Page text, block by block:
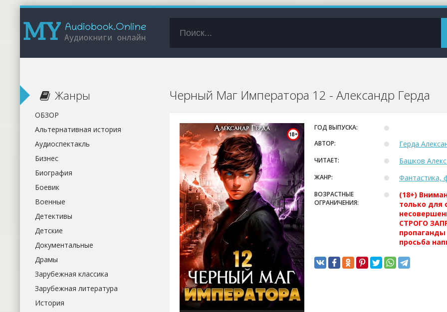
Черный Маг Императора 12 - Александр Герда
ГОД ВЫПУСКА:
АВТОР:
Герда
ЧИТАЕТ: Башков
ЖАНР: Фантастика,
ВОЗРАСТНЫЕ
ОГРАНИЧЕНИЯ:
(18+)
только для
СТРОГО
просьба
Жанры
ОБЗОР
Альтернативная история
Аудиоспектакль
Бизнес
Биография
Боевик
Военные
Детективы
Детские
Документальные
Драмы
Зарубежная классика
Зарубежная литература
История